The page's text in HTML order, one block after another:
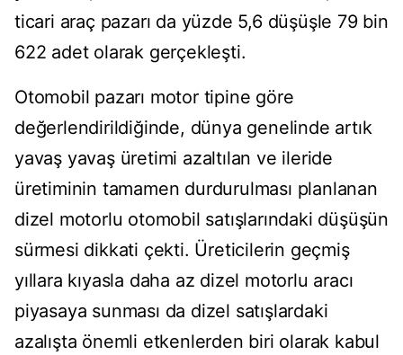
ticari araç pazarı da yüzde 5,6 düşüşle 79 bin
622 adet olarak gerçekleşti.
Otomobil pazarı motor tipine göre
değerlendirildiğinde, dünya genelinde artık
yavaş yavaş üretimi azaltılan ve ileride
üretiminin tamamen durdurulması planlanan
dizel motorlu otomobil satışlarındaki düşüşün
sürmesi dikkati çekti. Üreticilerin geçmiş
yıllara kıyasla daha az dizel motorlu aracı
piyasaya sunması da dizel satışlardaki
azalışta önemli etkenlerden biri olarak kabul